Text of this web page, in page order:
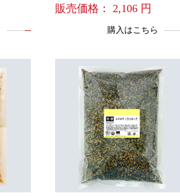
販売価格： 2,106 円
購入はこちら